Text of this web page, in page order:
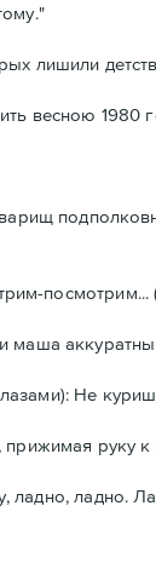
лишили
весною 1980
посмотрим...
маша
Не
прижимая руку
ладно, ладно.